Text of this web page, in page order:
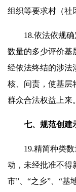
组织等要求村（社
18.依法依规确
数量的多少评价基
经依法终结的涉法
核、问责，使基层
群众合法权益上来。
七、规范创建
19.精简种类数
动，未经批准不得
市”、“之乡”、“基